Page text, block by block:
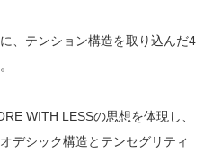
、テンション構造を取り込んだ4
WITH LESSの思想を体現し、
デシック構造とテンセグリティ